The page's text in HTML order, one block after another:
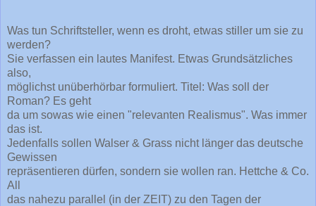
Was tun Schriftsteller, wenn es droht, etwas stiller um sie zu
werden?
Sie verfassen ein lautes Manifest. Etwas Grundsätzliches
also,
möglichst unüberhörbar formuliert. Titel: Was soll der
Roman? Es geht
da um sowas wie einen "relevanten Realismus". Was immer
das ist.
Jedenfalls sollen Walser & Grass nicht länger das deutsche
Gewissen
repräsentieren dürfen, sondern sie wollen ran. Hettche & Co.
All
das nahezu parallel (in der ZEIT) zu den Tagen der